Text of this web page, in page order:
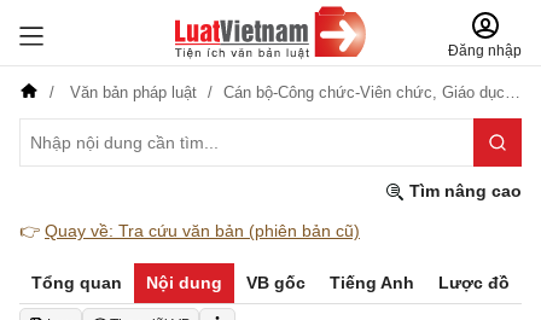
Đăng nhập
Văn bản pháp luật Cán bộ-Công chức-Viên chức, Giáo dục-Đào tạo-Dạy nghề
Tìm nâng cao
👉 Quay về: Tra cứu văn bản (phiên bản cũ)
Tổng quan Nội dung VB gốc Tiếng Anh Lược đồ